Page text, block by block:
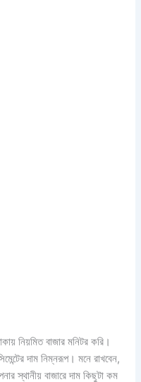
নিয়মিত বাজার মনিটর করি।
দাম নিম্নরূপ। মনে রাখবেন,
স্থানীয় বাজারে দাম কিছুটা কম